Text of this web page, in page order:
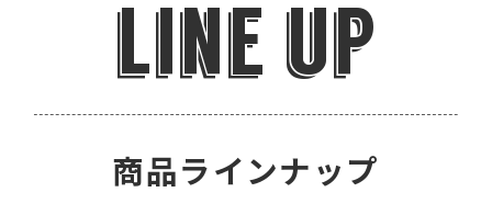
line up
商品ラインナップ